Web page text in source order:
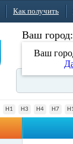
Как получить
Ваш город:
Ваш
H1 H3 H4 H7